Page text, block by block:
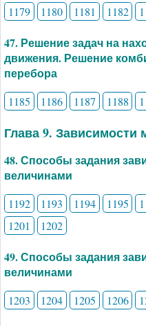
1179
1180 1181 1182
47. Решение задач на
движения. Решение
перебора
1185 1186 1187 1188
Глава 9.
48. Способы задания
величинами
1192 1193 1194 1195
1201
1202
49. Способы задания
величинами
1203 1204 1205 1206